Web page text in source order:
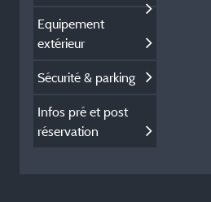
Equipement
extérieur
Sécurité & parking
Infos pré et post
réservation